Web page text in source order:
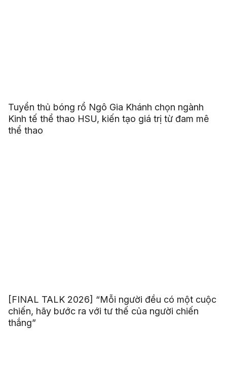
Tuyển thủ bóng rổ Ngô Gia Khánh chọn ngành
Kinh tế thể thao HSU, kiến tạo giá trị từ đam mê
thể thao
[FINAL TALK 2026] “Mỗi người đều có một cuộc
chiến, hãy bước ra với tư thế của người chiến
thắng”